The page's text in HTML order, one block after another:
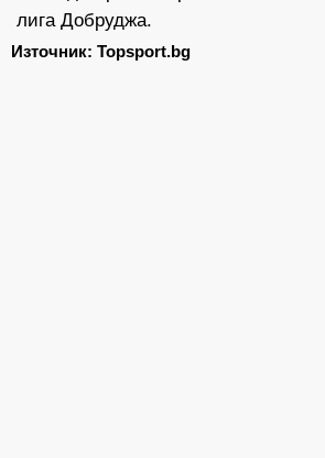
лига Добруджа.
Източник: Topsport.bg